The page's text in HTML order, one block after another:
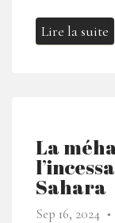
Lire la suite
La
Sahara
Sep 16, 2024 ●